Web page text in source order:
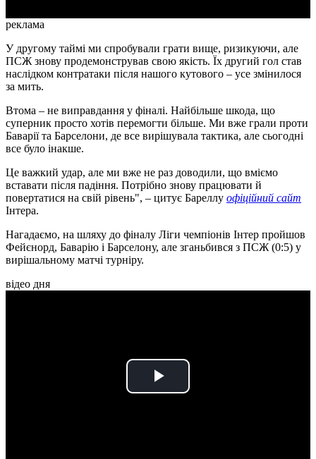
реклама
У другому таймі ми спробували грати вище, ризикуючи, але
ПСЖ знову продемонстрував свою якість. Їх другий гол став
наслідком контратаки після нашого кутового – усе змінилося
за мить.
Втома – не виправдання у фіналі. Найбільше шкода, що
суперник просто хотів перемогти більше. Ми вже грали проти
Баварії та Барселони, де все вирішувала тактика, але сьогодні
все було інакше.
Це важкий удар, але ми вже не раз доводили, що вміємо
вставати після падіння. Потрібно знову працювати й
повертатися на свій рівень", – цитує Бареллу офіційний сайт
Інтера.
Нагадаємо, на шляху до фіналу Ліги чемпіонів Інтер пройшов
Фейєнорд, Баварію і Барселону, але зганьбився з ПСЖ (0:5) у
вирішальному матчі турніру.
відео дня
Play